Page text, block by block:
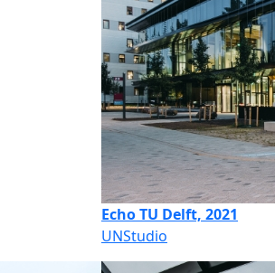
Echo TU Delft, 2021
UNStudio